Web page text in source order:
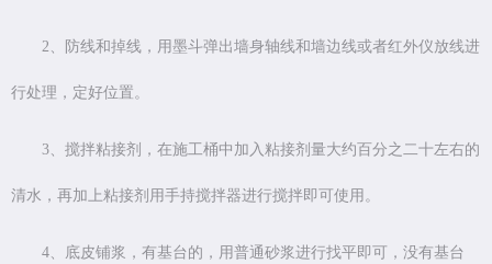
2、防线和掉线，用墨斗弹出墙身轴线和墙边线或者红外仪放线进
行处理，定好位置。
3、搅拌粘接剂，在施工桶中加入粘接剂量大约百分之二十左右的
清水，再加上粘接剂用手持搅拌器进行搅拌即可使用。
4、底皮铺浆，有基台的，用普通砂浆进行找平即可，没有基台